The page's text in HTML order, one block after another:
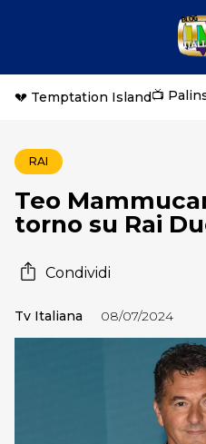
💔 Temptation Island📺
RAI
Teo
torno su Rai
Condividi
Tv Italiana 08/07/2024